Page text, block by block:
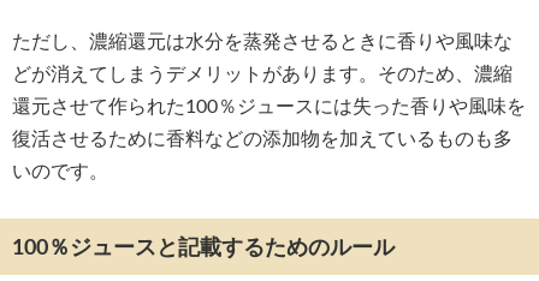
ただし、濃縮還元は水分を蒸発させるときに香りや風味な
どが消えてしまうデメリットがあります。そのため、濃縮
還元させて作られた100％ジュースには失った香りや風味を
復活させるために香料などの添加物を加えているものも多
いのです。
100％ジュースと記載するためのルール